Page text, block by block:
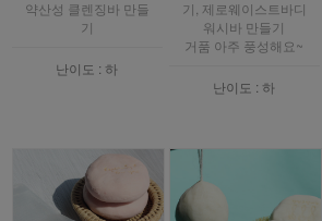
약산성 클렌징바 만들
기
난이도 : 하
기, 제로웨이스트바디
워시바 만들기
거품 아주 풍성해요~
난이도 : 하